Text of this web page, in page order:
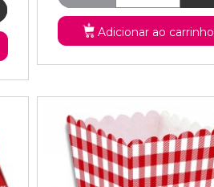
Adicionar ao carrinho